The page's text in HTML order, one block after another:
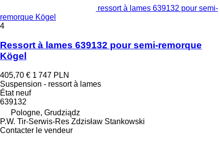
ressort à lames 639132 pour semi-
remorque Kögel
4
Ressort à lames 639132 pour semi-remorque
Kögel
405,70 € 1 747 PLN
Suspension - ressort à lames
Étatneuf
639132
Pologne, Grudziądz
P.W. Tir-Serwis-Res Zdzisław Stankowski
Contacter le vendeur